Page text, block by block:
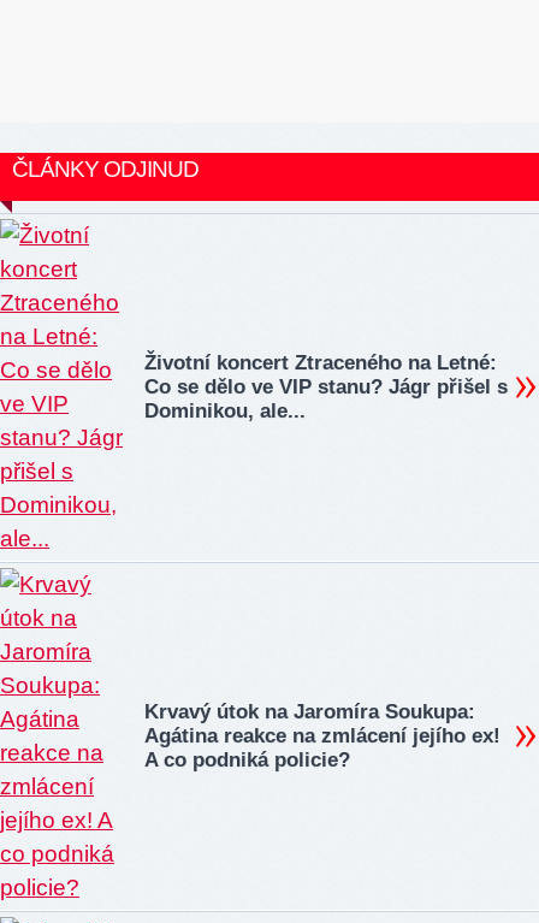
ČLÁNKY ODJINUD
Životní koncert Ztraceného na Letné:
Co se dělo ve VIP stanu? Jágr přišel s
Dominikou, ale...
Krvavý útok na Jaromíra Soukupa:
Agátina reakce na zmlácení jejího ex!
A co podniká policie?